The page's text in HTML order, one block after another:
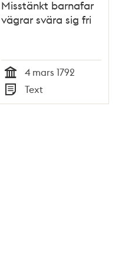
Misstänkt barnafar
vägrar svära sig fri
Tid
4 mars 1792
Typ
Text